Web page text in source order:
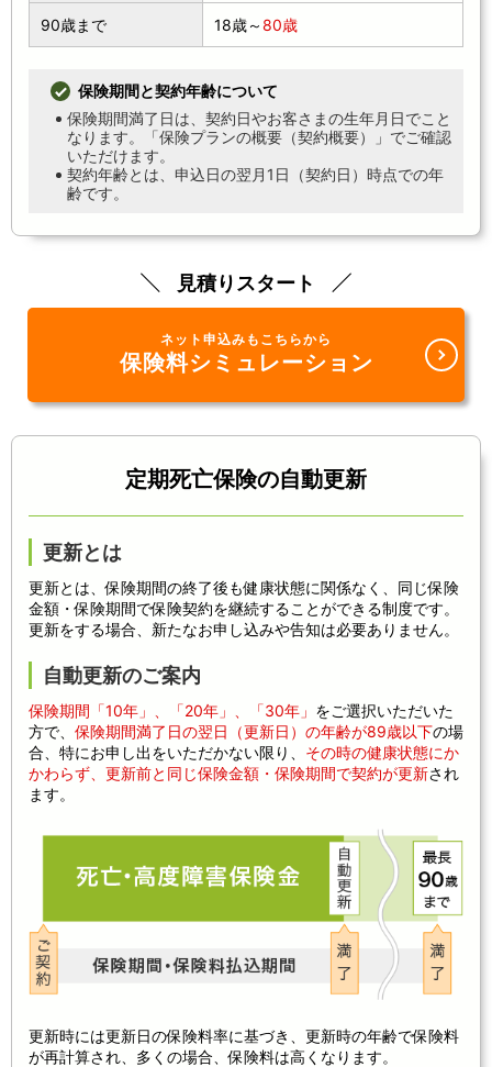
90歳まで 18歳～80歳
保険期間と契約年齢について
保険期間満了日は、契約日やお客さまの生年月日でこと
なります。「保険プランの概要（契約概要）」でご確認
いただけます。
契約年齢とは、申込日の翌月1日（契約日）時点での年
齢です。
見積りスタート
ネット申込みもこちらから
保険料シミュレーション
定期死亡保険の自動更新
更新とは
更新とは、保険期間の終了後も健康状態に関係なく、同じ保険
金額・保険期間で保険契約を継続することができる制度です。
更新をする場合、新たなお申し込みや告知は必要ありません。
自動更新のご案内
保険期間「10年」、「20年」、「30年」 をご選択いただいた
方で、 保険期間満了日の翌日（更新日）の年齢が89歳以下の場
合、特にお申し出をいただかない限り、 その時の健康状態にか
かわらず、更新前と同じ保険金額・保険期間で契約が更新され
ます。
更新時には更新日の保険料率に基づき、更新時の年齢で保険料
が再計算され、多くの場合、保険料は高くなります。